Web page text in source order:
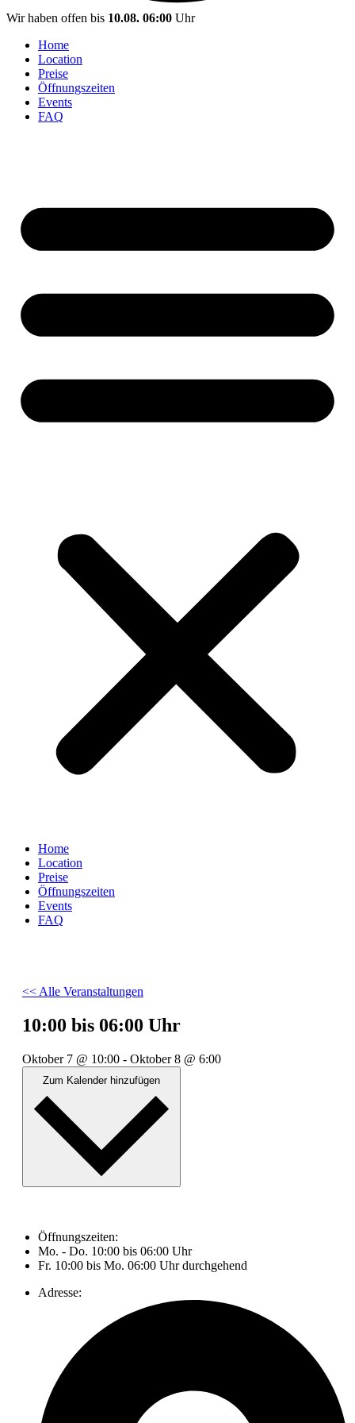
Wir haben offen bis 10.08. 06:00 Uhr
Home
Location
Preise
Öffnungszeiten
Events
FAQ
Home
Location
Preise
Öffnungszeiten
Events
FAQ
<< Alle Veranstaltungen
10:00 bis 06:00 Uhr
Oktober 7 @ 10:00 - Oktober 8 @ 6:00
Öffnungszeiten:
Mo. - Do. 10:00 bis 06:00 Uhr
Fr. 10:00 bis Mo. 06:00 Uhr durchgehend
Adresse: